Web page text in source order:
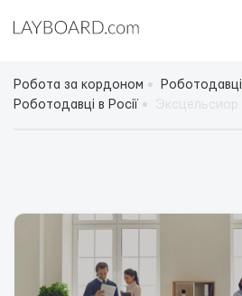
Робота за кордоном
Роботодавці
Роботодавці в Росії